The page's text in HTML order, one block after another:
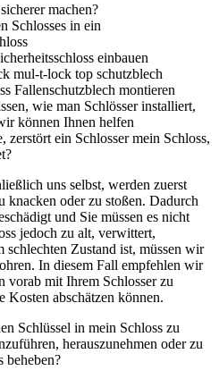
machen?
Schlosses in ein
einbauen
mul-t-lock top schutzblech
Fallenschutzblech montieren
wie man Schlösser installiert,
können Ihnen helfen
zerstört ein Schlosser mein Schloss,
uns selbst, werden zuerst
knacken oder zu stoßen. Dadurch
und Sie müssen es nicht
jedoch zu alt, verwittert,
schlechten Zustand ist, müssen wir
In diesem Fall empfehlen wir
vorab mit Ihrem Schlosser zu
Kosten abschätzen können.
Schlüssel in mein Schloss zu
herauszunehmen oder zu
beheben?